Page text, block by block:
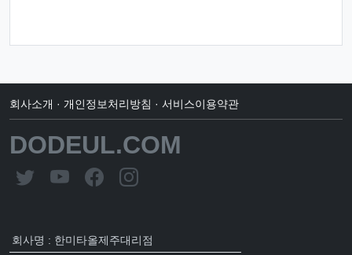
회사소개 · 개인정보처리방침 · 서비스이용약관
DODEUL.COM
회사명 : 한미타올제주대리점